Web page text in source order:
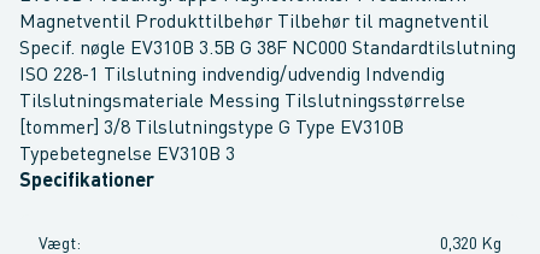
Magnetventil Produkttilbehør Tilbehør til magnetventil
Specif. nøgle EV310B 3.5B G 38F NC000 Standardtilslutning
ISO 228-1 Tilslutning indvendig/udvendig Indvendig
Tilslutningsmateriale Messing Tilslutningsstørrelse
[tommer] 3/8 Tilslutningstype G Type EV310B
Typebetegnelse EV310B 3
Specifikationer
Vægt: 0,320 Kg